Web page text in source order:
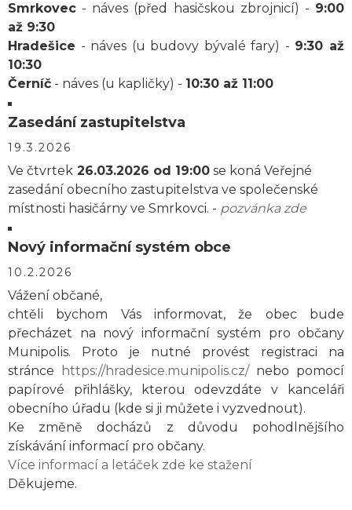
Smrkovec - náves (před hasičskou zbrojnicí) - 9:00
až 9:30
Hradešice - náves (u budovy bývalé fary) - 9:30 až
10:30
Černíč - náves (u kapličky) - 10:30 až 11:00
Zasedání zastupitelstva
19.3.2026
Ve čtvrtek 26.03.2026 od 19:00 se koná Veřejné
zasedání obecního zastupitelstva ve společenské
místnosti hasičárny ve Smrkovci. - pozvánka zde
Nový informační systém obce
10.2.2026
Vážení občané,
chtěli bychom Vás informovat, že obec bude
přecházet na nový informační systém pro občany
Munipolis. Proto je nutné provést registraci na
stránce
https://hradesice.munipolis.cz/nebo pomocí
papírové přihlášky, kterou odevzdáte v kanceláři
obecního úřadu (kde si ji můžete i vyzvednout).
Ke změně docházů z důvodu pohodlnějšího
získávání informací pro občany.
Více informací a letáček zde ke stažení
Děkujeme.